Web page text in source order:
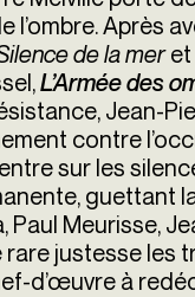
Après
de la meret
L’Armée des
Jean-
contre
sur les
guettant
Paul Meurisse,
rare justesse les
d’œuvre à